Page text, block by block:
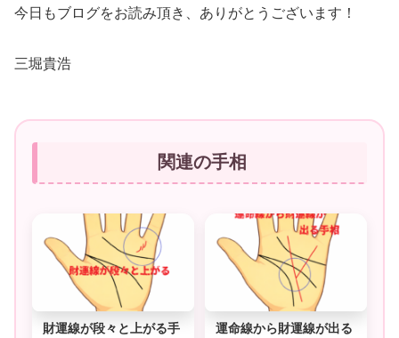
今日もブログをお読み頂き、ありがとうございます！
三堀貴浩
関連の手相
財運線が段々と上がる手
運命線から財運線が出る